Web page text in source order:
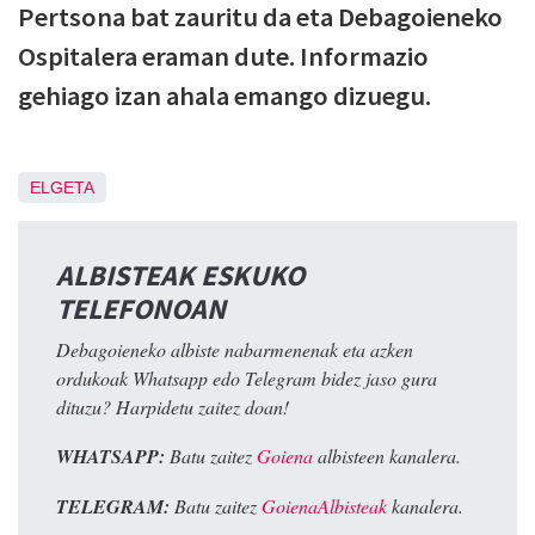
Pertsona bat zauritu da eta Debagoieneko
Ospitalera eraman dute. Informazio
gehiago izan ahala emango dizuegu.
ELGETA
ALBISTEAK ESKUKO
TELEFONOAN
Debagoieneko albiste nabarmenenak eta azken
ordukoak Whatsapp edo Telegram bidez jaso gura
dituzu? Harpidetu zaitez doan!
WHATSAPP: Batu zaitezGoienaalbisteen kanalera.
TELEGRAM: Batu zaitezGoienaAlbisteakkanalera.